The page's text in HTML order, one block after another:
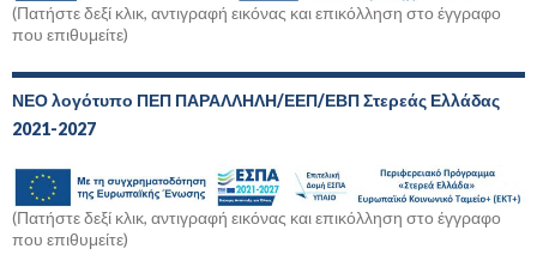
(Πατήστε δεξί κλικ, αντιγραφή εικόνας και επικόλληση στο έγγραφο
που επιθυμείτε)
ΝΕΟ λογότυπο ΠΕΠ ΠΑΡΑΛΛΗΛΗ/ΕΕΠ/ΕΒΠ Στερεάς Ελλάδας
2021-2027
(Πατήστε δεξί κλικ, αντιγραφή εικόνας και επικόλληση στο έγγραφο
που επιθυμείτε)